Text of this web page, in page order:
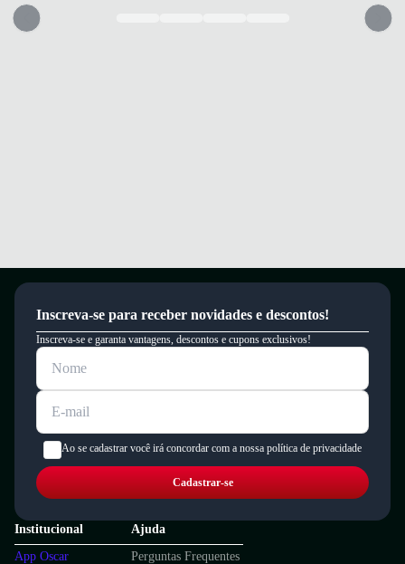
um período de 90 dias.
Inscreva-se para receber novidades e descontos!
Inscreva-se e garanta vantagens, descontos e cupons exclusivos!
Ao se cadastrar você irá concordar com a nossa política de privacidade
Cadastrar-se
Institucional
App Oscar
Ajuda
Perguntas Frequentes